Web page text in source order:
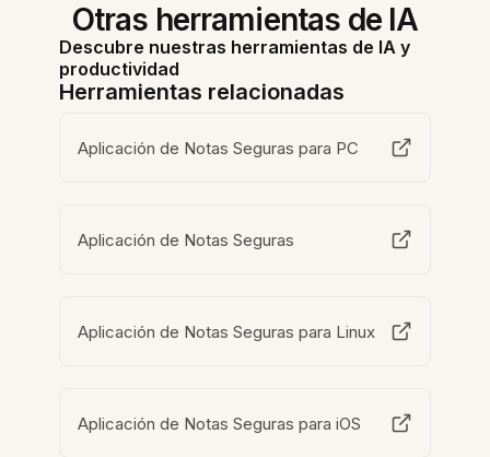
Otras herramientas de IA
Descubre nuestras herramientas de IA y
productividad
Herramientas relacionadas
Aplicación de Notas Seguras para PC
Aplicación de Notas Seguras
Aplicación de Notas Seguras para Linux
Aplicación de Notas Seguras para iOS